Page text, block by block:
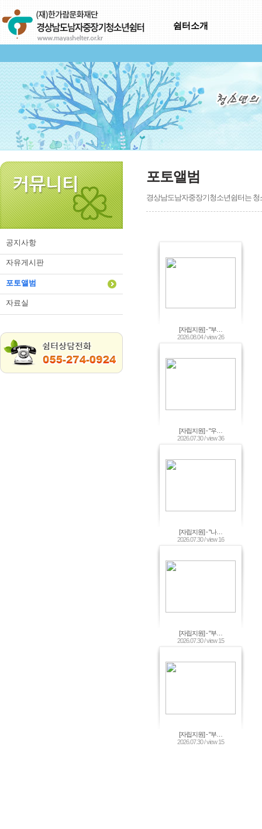
쉼터소개
공지사항
자유게시판
포토앨범
자료실
포토앨범
경상남도남자중장기청소년쉼터는
[자립지원] - "부…
2026.08.04 / view 26
[자립지원] - "우…
2026.07.30 / view 36
[자립지원] - "나…
2026.07.30 / view 16
[자립지원] - "부…
2026.07.30 / view 15
[자립지원] - "부…
2026.07.30 / view 15